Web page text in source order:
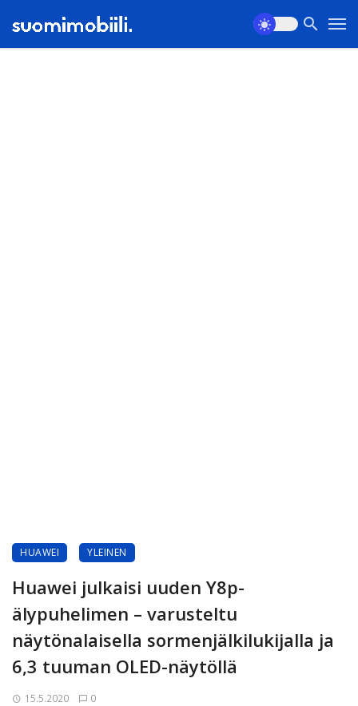
HUAWEI YLEINEN
Huawei julkaisi uuden Y8p-
älypuhelimen – varusteltu
näytönalaisella sormenjälkilukijalla ja
6,3 tuuman OLED-näytöllä
15.5.2020 0